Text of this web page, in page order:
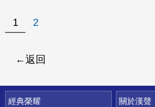
1 2
返回
快速連結
經典榮耀
關於漢聲